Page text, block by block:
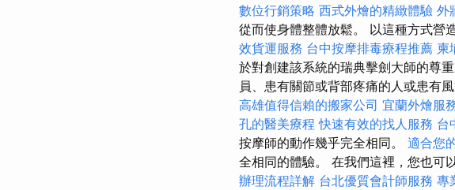
數位行銷策略 西式外燴的精緻體驗 外
從而使身體整體放鬆。 以這種方式營
效貨運服務 台中按摩排毒療程推薦 柬
於對創建該系統的瑞典擊劍大師的尊重
員、患有關節或背部疼痛的人或患有
高雄值得信賴的搬家公司 宜蘭外燴服
孔的醫美療程 快速有效的找人服務 台
按摩師的動作幾乎完全相同。 適合您
全相同的體驗。 在我們這裡，您也可
辦理流程詳解 台北優質會計師服務 專